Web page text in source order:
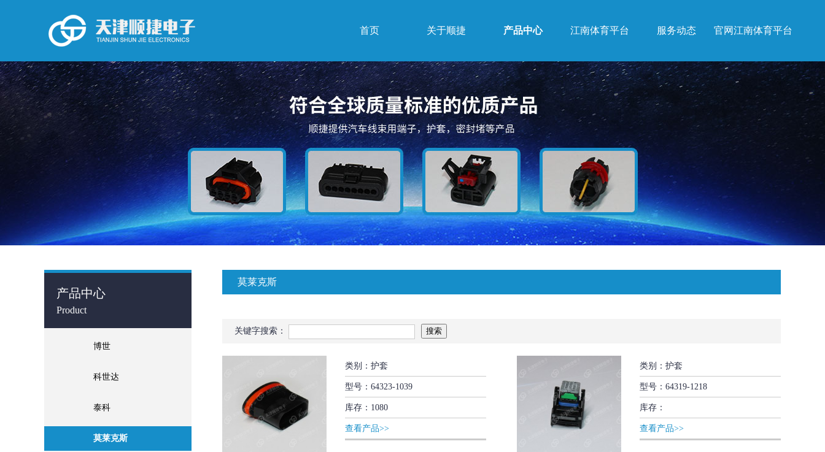
首页 关于顺捷 产品中心 江南体育平台 服务动态 官网江南体育平台
产品中心
Product
博世
科世达
泰科
莫莱克斯
莫莱克斯
关键字搜索：
类别：护套
型号：64323-1039
库存：1080
查看产品>>
类别：护套
型号：64319-1218
库存：
查看产品>>